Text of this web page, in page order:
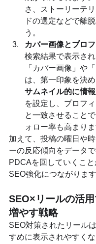
さ、ストーリーテ
ドの選定などで離
う。
カバー画像とプロ
検索結果で表示さ
「カバー画像」や
は、第一印象を決め
サムネイル的に情
を設定し、プロフ
と一致させること
ォロー率も高まりま
加えて、投稿の曜日や
ーの反応傾向をデータ
PDCAを回していくこ
SEO強化につながります
SEO×リールの活
増やす戦略
SEO対策されたリール
すめに表示されやすく